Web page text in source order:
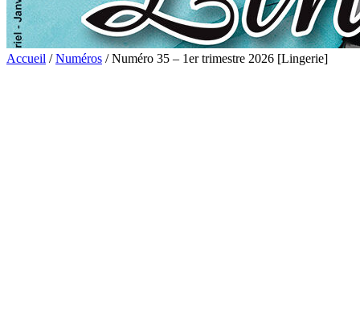
Accueil /Numéros / Numéro 35 – 1er trimestre 2026 [Lingerie]